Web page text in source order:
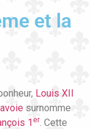
et la
Louis XII
surnomme
1 er . Cette